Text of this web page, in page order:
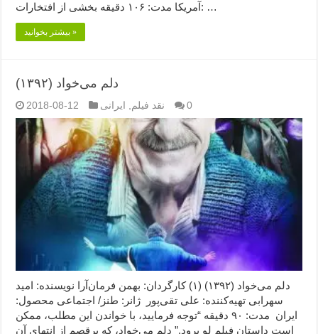
آمریکا مدت: ۱۰۶ دقیقه بخشی از افتخارات: …
بیشتر بخوانید »
دلم می‌خواد (۱۳۹۲)
2018-08-12 نقد فیلم, ایرانی 0
دلم می‌خواد (۱۳۹۲) (۱) کارگردان: بهمن فرمان‌آرا نویسنده: امید
سهرابی تهیه‌کننده: علی تقی‌پور ژانر: طنز/ اجتماعی محصول:
ایران مدت: ۹۰ دقیقه “توجه فرمایید،‌ با خواندن این مطلب، ممکن
است داستان فیلم لو برود.” دلم می‌خواد، که برقصم از انتهای آن